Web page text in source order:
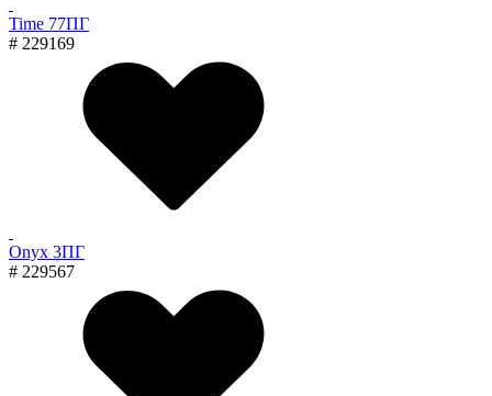
Time 77ПГ
# 229169
Onyx 3ПГ
# 229567